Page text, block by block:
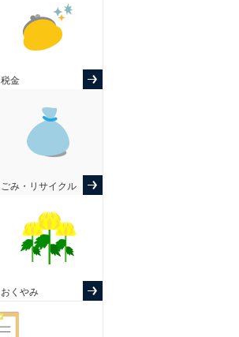
税金
ごみ・リサイクル
おくやみ